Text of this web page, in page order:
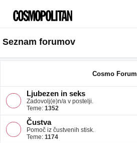
Seznam forumov
Cosmo Forum
Ljubezen in seks
Zadovolj(e)n/a v postelji.
Teme: 1352
Čustva
Pomoč iz čustvenih stisk.
Teme: 1174